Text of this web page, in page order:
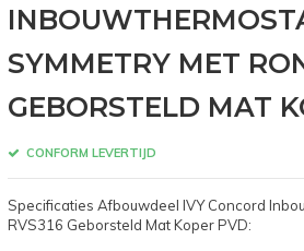
SYMMETRY MET
GEBORSTELD MAT
CONFORM LEVERTIJD
Specificaties Afbouwdeel IVY Concord
RVS316 Geborsteld Mat Koper PVD: